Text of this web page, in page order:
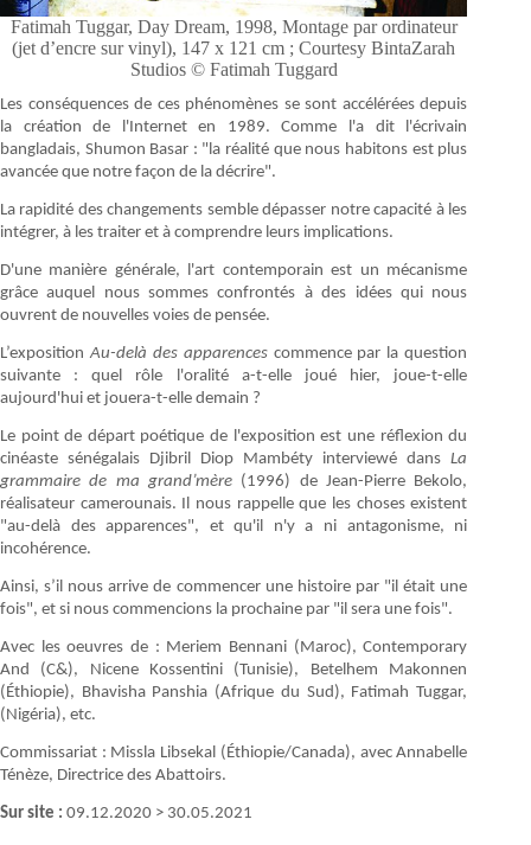
Fatimah Tuggar, Day Dream, 1998, Montage par ordinateur
(jet d’encre sur vinyl), 147 x 121 cm ; Courtesy BintaZarah
Studios © Fatimah Tuggard
Les conséquences de ces phénomènes se sont accélérées depuis
la création de l'Internet en 1989. Comme l'a dit l'écrivain
bangladais, Shumon Basar : "la réalité que nous habitons est plus
avancée que notre façon de la décrire".
La rapidité des changements semble dépasser notre capacité à les
intégrer, à les traiter et à comprendre leurs implications.
D'une manière générale, l'art contemporain est un mécanisme
grâce auquel nous sommes confrontés à des idées qui nous
ouvrent de nouvelles voies de pensée.
L’expositionAu-delà des apparences commence par la question
suivante : quel rôle l'oralité a-t-elle joué hier, joue-t-elle
aujourd'hui et jouera-t-elle demain ?
Le point de départ poétique de l'exposition est une réflexion du
cinéaste sénégalais Djibril Diop Mambéty interviewé dansLa
grammaire de ma grand’mère (1996) de Jean-Pierre Bekolo,
réalisateur camerounais. Il nous rappelle que les choses existent
"au-delà des apparences", et qu'il n'y a ni antagonisme, ni
incohérence.
Ainsi, s’il nous arrive de commencer une histoire par "il était une
fois", et si nous commencions la prochaine par "il sera une fois".
Avec les oeuvres de : Meriem Bennani (Maroc), Contemporary
And (C&), Nicene Kossentini (Tunisie), Betelhem Makonnen
(Éthiopie), Bhavisha Panshia (Afrique du Sud), Fatimah Tuggar,
(Nigéria), etc.
Commissariat : Missla Libsekal (Éthiopie/Canada), avec Annabelle
Ténèze, Directrice des Abattoirs.
Sur site : 09.12.2020 > 30.05.2021